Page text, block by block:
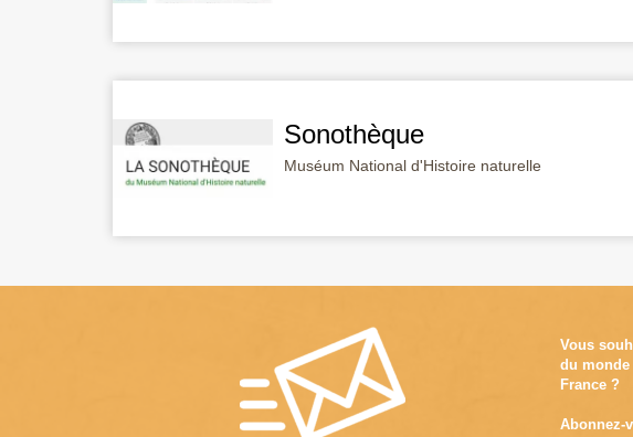
Sonothèque
Muséum National d'Histoire naturelle
Vous
du monde
France ?
Abonnez-